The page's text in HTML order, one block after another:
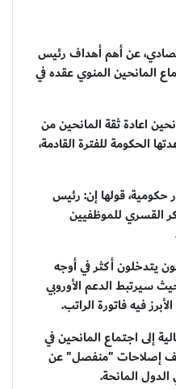
عن أهم أهداف رئيس
المانحين المنوي عقده في
اعادة ثقة المانحين من
الحكومة للفترة القادمة،
قولها إن: رئيس
القسري للموظفيين
يتدخلون أكثر في أوجه
سيرتبط الدعم الأوروبي
فيه فاتورة الراتب.
إلى اجتماع المانحين في
إصلاحات "منفصل" عن
المانحة.